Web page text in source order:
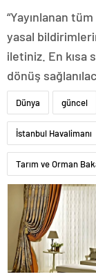
“Yayınlanan
yasal
iletiniz. En
dönüş
Dünya güncel
İstanbul Havalimanı
Tarım ve Orman